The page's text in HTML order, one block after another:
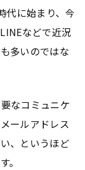
代に始まり、今
などで近況
多いのではな
なコミュニケ
ールアドレス
、というほど
。